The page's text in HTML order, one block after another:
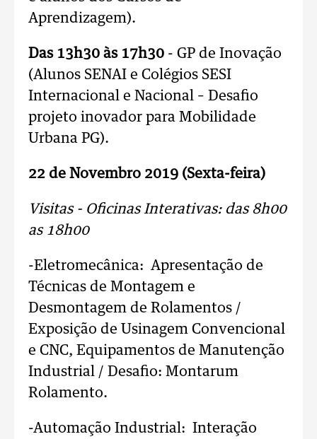
Aprendizagem).
Das 13h30 às 17h30 - GP de Inovação
(Alunos SENAI e Colégios SESI
Internacional e Nacional – Desafio
projeto inovador para Mobilidade
Urbana PG).
22 de Novembro 2019 (Sexta-feira)
Visitas - Oficinas Interativas: das 8h00
as 18h00
-Eletromecânica: Apresentação de
Técnicas de Montagem e
Desmontagem de Rolamentos /
Exposição de Usinagem Convencional
e CNC, Equipamentos de Manutenção
Industrial / Desafio: Montarum
Rolamento.
-Automação Industrial: Interação